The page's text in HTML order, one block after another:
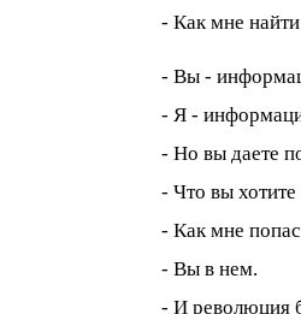
- Как мне
- Вы -
- Я -
- Но вы даете
- Что вы хотите
- Как мне
- Вы в нем.
- И революция